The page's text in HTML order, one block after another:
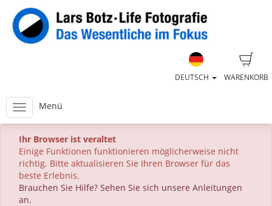
WARENKORB
DEUTSCH
Menü
Ihr Browser ist veraltet
Einige Funktionen funktionieren möglicherweise nicht
richtig. Bitte aktualisieren Sie Ihren Browser für das
beste Erlebnis.
Brauchen Sie Hilfe? Sehen Sie sich unsere Anleitungen
an.